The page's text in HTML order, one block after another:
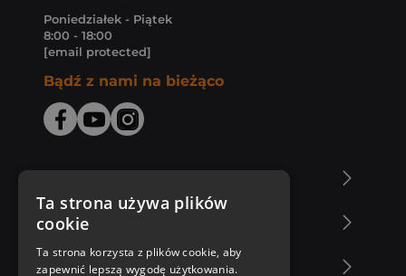
Poniedziałek - Piątek
8:00 - 18:00
[email protected]
Bądź z nami na bieżąco
Zakupy u nas
Nasza oferta
Ta strona używa plików
cookie
Ta strona korzysta z plików cookie, aby
zapewnić lepszą wygodę użytkowania.